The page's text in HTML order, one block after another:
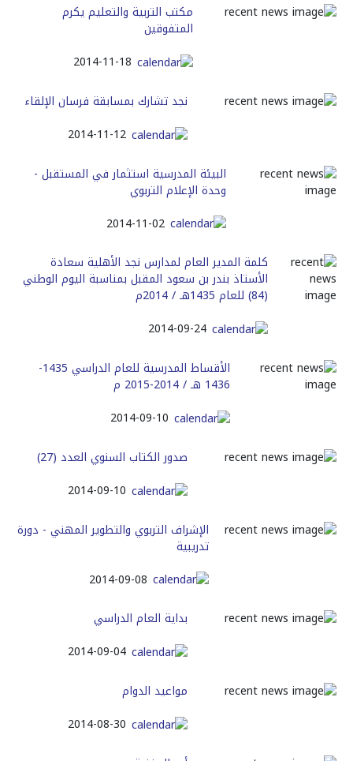
مكتب التربية والتعليم يكرم
المتفوقين
2014-11-18
نجد تشارك بمسابقة فرسان الإلقاء
2014-11-12
البيئة المدرسية استثمار في المستقبل -
وحدة الإعلام التربوي
2014-11-02
كلمة المدير العام لمدارس نجد الأهلية سعادة
الأستاذ بندر بن سعود المقبل بمناسبة اليوم الوطني
(84) للعام 1435هـ / 2014م
2014-09-24
الأقساط المدرسية للعام الدراسي 1435-
1436 هـ / 2014-2015 م
2014-09-10
صدور الكتاب السنوي العدد (27)
2014-09-10
الإشراف التربوي والتطوير المهني - دورة
تدريبية
2014-09-08
بداية العام الدراسي
2014-09-04
مواعيد الدوام
2014-08-30